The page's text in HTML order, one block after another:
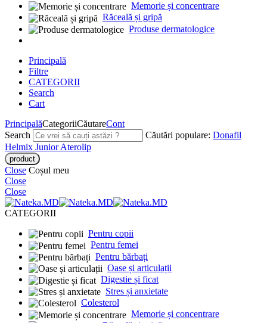
Memorie și concentrare
Răceală și gripă
Produse dermatologice
Principală
Filtre
CATEGORII
Search
Cart
PrincipalăCategoriiCăutareCont
Search
Căutări populare: Donafil
Helmix JuniorAterolip
Close Coșul meu
Close
Close
CATEGORII
Pentru copii
Pentru femei
Pentru bărbați
Oase și articulații
Digestie și ficat
Stres și anxietate
Colesterol
Memorie și concentrare